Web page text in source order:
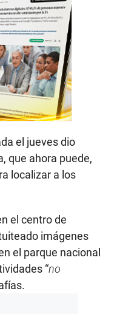
el jueves dio
que ahora puede,
localizar a los
el centro de
imágenes
el parque nacional
“no